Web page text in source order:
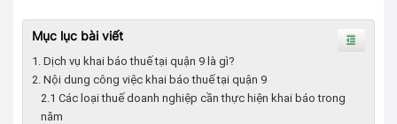
Mục lục bài viết
1. Dịch vụ khai báo thuế tại quận 9 là gì?
2. Nội dung công việc khai báo thuế tại quận 9
2.1 Các loại thuế doanh nghiệp cần thực hiện khai báo trong
năm